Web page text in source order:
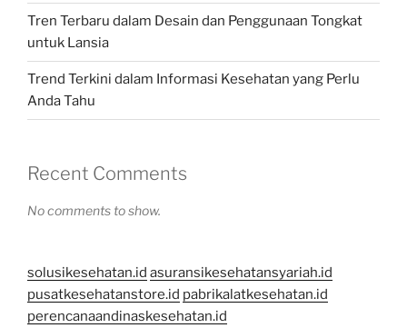
Tren Terbaru dalam Desain dan Penggunaan Tongkat
untuk Lansia
Trend Terkini dalam Informasi Kesehatan yang Perlu
Anda Tahu
Recent Comments
No comments to show.
solusikesehatan.id asuransikesehatansyariah.id
pusatkesehatanstore.id pabrikalatkesehatan.id
perencanaandinaskesehatan.id